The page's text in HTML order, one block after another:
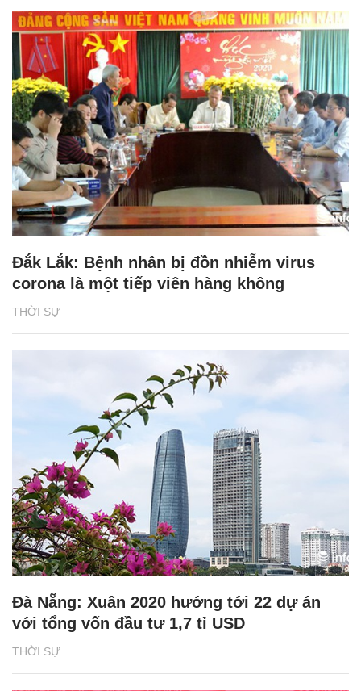
THỜI SỰ
Đắk Lắk: Bệnh nhân bị đồn nhiễm virus
corona là một tiếp viên hàng không
THỜI SỰ
Đà Nẵng: Xuân 2020 hướng tới 22 dự án
với tổng vốn đầu tư 1,7 tỉ USD